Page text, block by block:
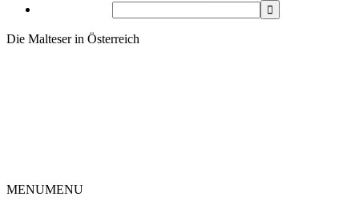
Die Malteser in Österreich
MENUMENU